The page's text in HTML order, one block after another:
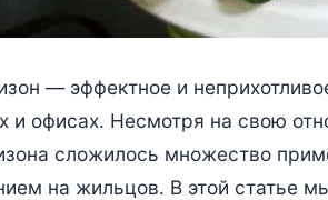
— эффектное и
и офисах. Несмотря на свою
сложилось множество
на жильцов. В этой статье